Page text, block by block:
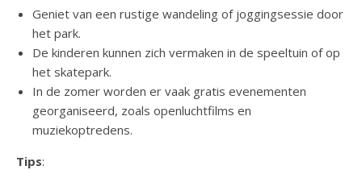
Geniet van een rustige wandeling of joggingsessie door
het park.
De kinderen kunnen zich vermaken in de speeltuin of op
het skatepark.
In de zomer worden er vaak gratis evenementen
georganiseerd, zoals openluchtfilms en
muziekoptredens.
Tips: